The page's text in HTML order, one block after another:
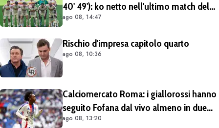
40' 49'): ko netto nell'ultimo match del
tour britannico (FOTO e VIDEO)
ago 08, 14:47
Rischio d'impresa capitolo quarto
ago 08, 10:36
Calciomercato Roma: i giallorossi hanno
seguito Fofana dal vivo almeno in due
occasioni. Costa 40/45 milioni
ago 08, 13:20